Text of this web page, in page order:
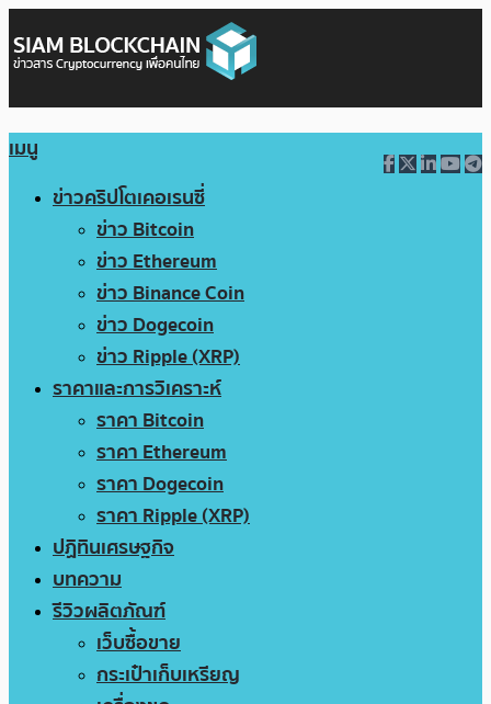
เมนู
ข่าวคริปโตเคอเรนซี่
ข่าว Bitcoin
ข่าว Ethereum
ข่าว Binance Coin
ข่าว Dogecoin
ข่าว Ripple (XRP)
ราคาและการวิเคราะห์
ราคา Bitcoin
ราคา Ethereum
ราคา Dogecoin
ราคา Ripple (XRP)
ปฏิทินเศรษฐกิจ
บทความ
รีวิวผลิตภัณฑ์
เว็บซื้อขาย
กระเป๋าเก็บเหรียญ